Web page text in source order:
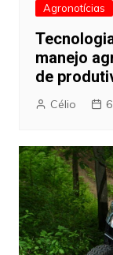
Agronotícias
manejo
de
Célio